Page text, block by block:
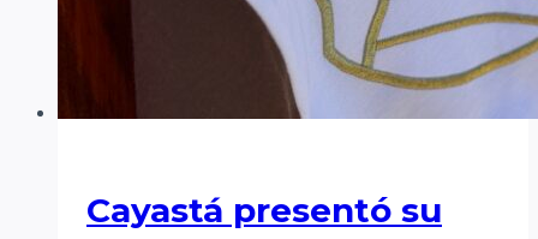
Cayastá presentó su